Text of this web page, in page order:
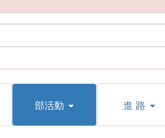
部活動 進 路